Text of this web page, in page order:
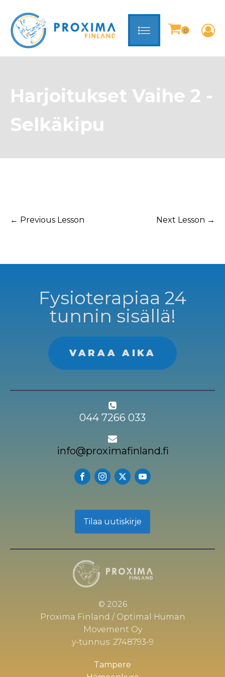
Harjoitukset Vaihe 2 -
Selkäkipu
← Previous Lesson Next Lesson →
Fysioterapiaa 24
tunnin sisällä!
VARAA AIKA
044 7266 033
info@proximafinland.fi
Tilaa uutiskirje
© 2026
Proxima Finland / Optimal Human
Movement Oy
y-tunnus: 2748793-9
Tampere